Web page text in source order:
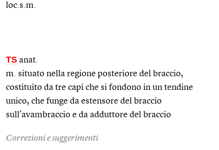
loc.s.m.
TS anat.
m. situato nella regione posteriore del braccio,
costituito da tre capi che si fondono in un tendine
unico, che funge da estensore del braccio
sull'avambraccio e da adduttore del braccio
Correzioni e suggerimenti